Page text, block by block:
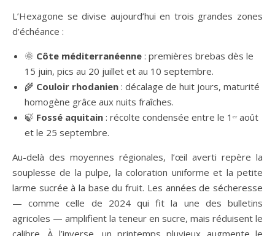
L’Hexagone se divise aujourd’hui en trois grandes zones
d’échéance :
🌞 Côte méditerranéenne : premières brebas dès le
15 juin, pics au 20 juillet et au 10 septembre.
🌾 Couloir rhodanien : décalage de huit jours, maturité
homogène grâce aux nuits fraîches.
🍃 Fossé aquitain : récolte condensée entre le 1ᵉʳ août
et le 25 septembre.
Au-delà des moyennes régionales, l’œil averti repère la
souplesse de la pulpe, la coloration uniforme et la petite
larme sucrée à la base du fruit. Les années de sécheresse
— comme celle de 2024 qui fit la une des bulletins
agricoles — amplifient la teneur en sucre, mais réduisent le